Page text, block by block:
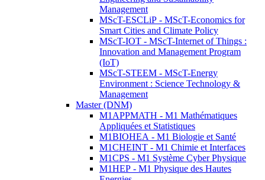
Management
MScT-ESCLiP - MScT-Economics for
Smart Cities and Climate Policy
MScT-IOT - MScT-Internet of Things :
Innovation and Management Program
(IoT)
MScT-STEEM - MScT-Energy
Environment : Science Technology &
Management
Master (DNM)
M1APPMATH - M1 Mathématiques
Appliquées et Statistiques
M1BIOHEA - M1 Biologie et Santé
M1CHEINT - M1 Chimie et Interfaces
M1CPS - M1 Système Cyber Physique
M1HEP - M1 Physique des Hautes